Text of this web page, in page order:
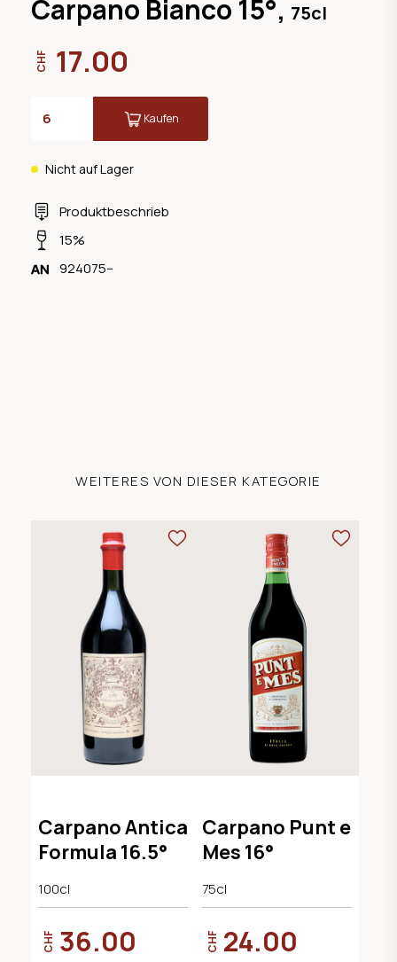
Carpano Bianco 15°, 75cl
Produktbeschrieb
15%
924075--
Nicht auf Lager
CHF 17.00
Kaufen
WEITERES VON DIESER KATEGORIE
Carpano Antica
Formula 16.5°
100cl
CHF 36.00
Carpano Punt e
Mes 16°
75cl
CHF 24.00